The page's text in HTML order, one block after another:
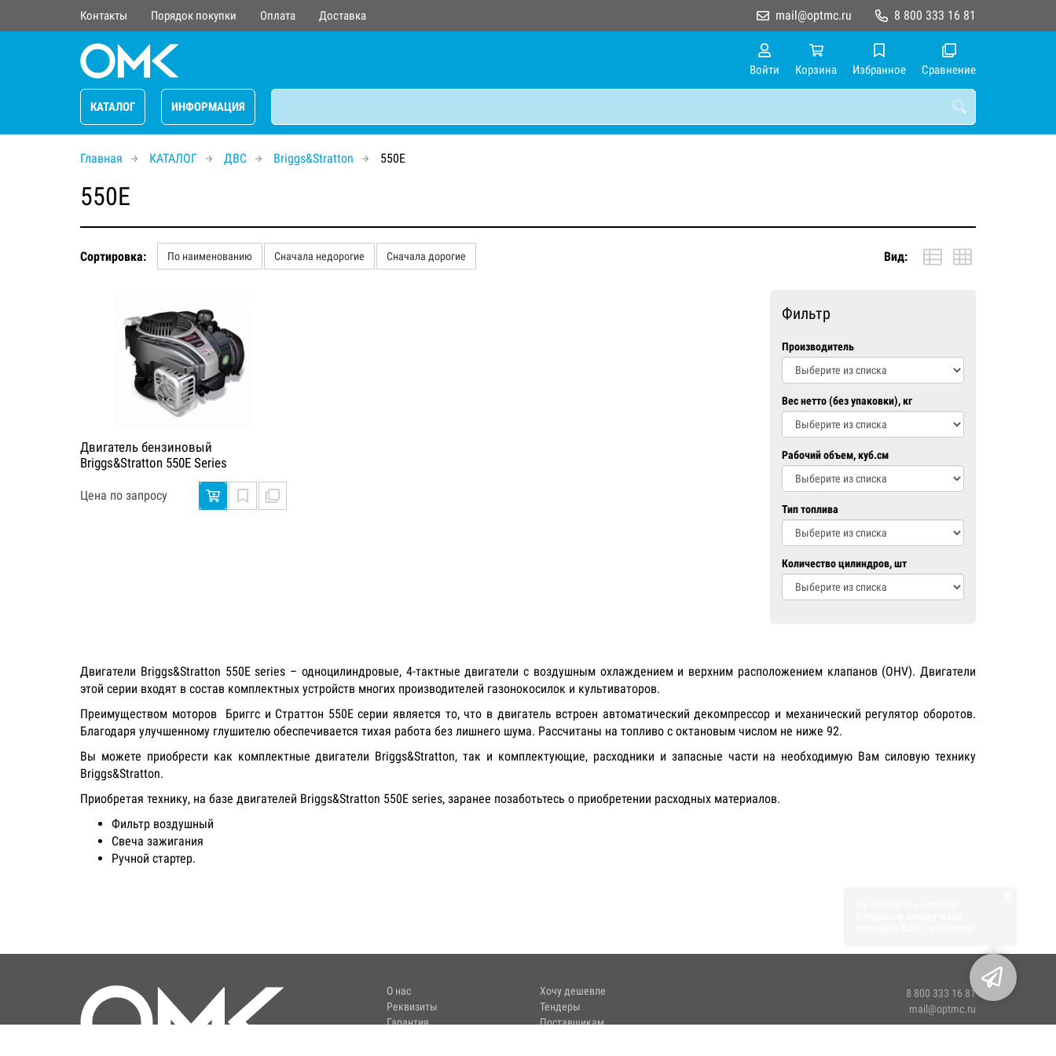
Контакты Порядок покупки Оплата Доставка 8 800 333 16 81
mail@optmc.ru
Войти Корзина Избранное Сравнение
КАТАЛОГ ИНФОРМАЦИЯ
Главная КАТАЛОГ ДВС Briggs&Stratton 550E
550E
Сортировка: По наименованию Сначала недорогие Сначала дорогие Вид:
Фильтр
Производитель
Вес нетто (без упаковки), кг
Рабочий объем, куб.см
Тип топлива
Количество цилиндров, шт
Двигатель бензиновый
Briggs&Stratton 550E Series
Цена по запросу
Двигатели Briggs&Stratton 550E series – одноцилиндровые, 4-тактные двигатели с воздушным охлаждением и верхним расположением клапанов (OHV). Двигатели
этой серии входят в состав комплектных устройств многих производителей газонокосилок и культиваторов.
Преимуществом моторов Бриггс и Страттон 550E серии является то, что в двигатель встроен автоматический декомпрессор и механический регулятор оборотов.
Благодаря улучшенному глушителю обеспечивается тихая работа без лишнего шума. Рассчитаны на топливо с октановым числом не ниже 92.
Вы можете приобрести как комплектные двигатели Briggs&Stratton, так и комплектующие, расходники и запасные части на необходимую Вам силовую технику
Briggs&Stratton.
Приобретая технику, на базе двигателей Briggs&Stratton 550E series, заранее позаботьтесь о приобретении расходных материалов.
Фильтр воздушный
Свеча зажигания
Ручной стартер.
О нас
Реквизиты
Гарантия
Хочу дешевле
Тендеры
Поставщикам
8 800 333 16 81
mail@optmc.ru